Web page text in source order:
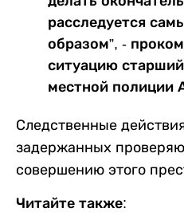
расследуется
образом”, -
ситуацию
местной полиции
Следственные
задержанных
совершению этого
Читайте также: